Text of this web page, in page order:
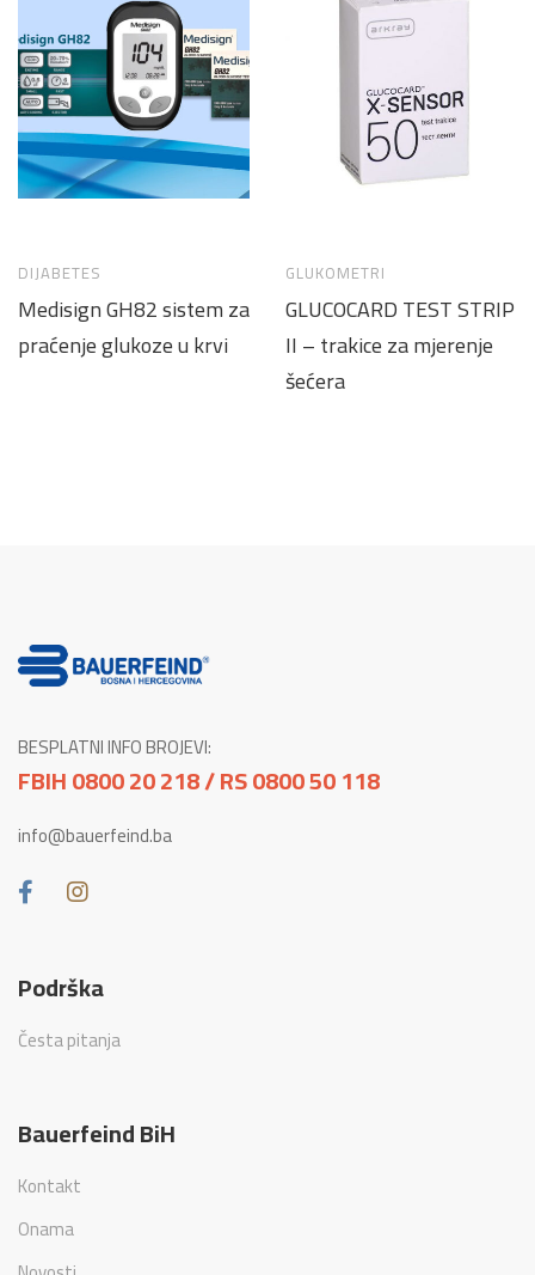
DIJABETES
Medisign GH82 sistem za
praćenje glukoze u krvi
GLUKOMETRI
GLUCOCARD TEST STRIP
II – trakice za mjerenje
šećera
BESPLATNI INFO BROJEVI:
FBIH 0800 20 218 / RS 0800 50 118
info@bauerfeind.ba
Podrška
Česta pitanja
Bauerfeind BiH
Kontakt
Onama